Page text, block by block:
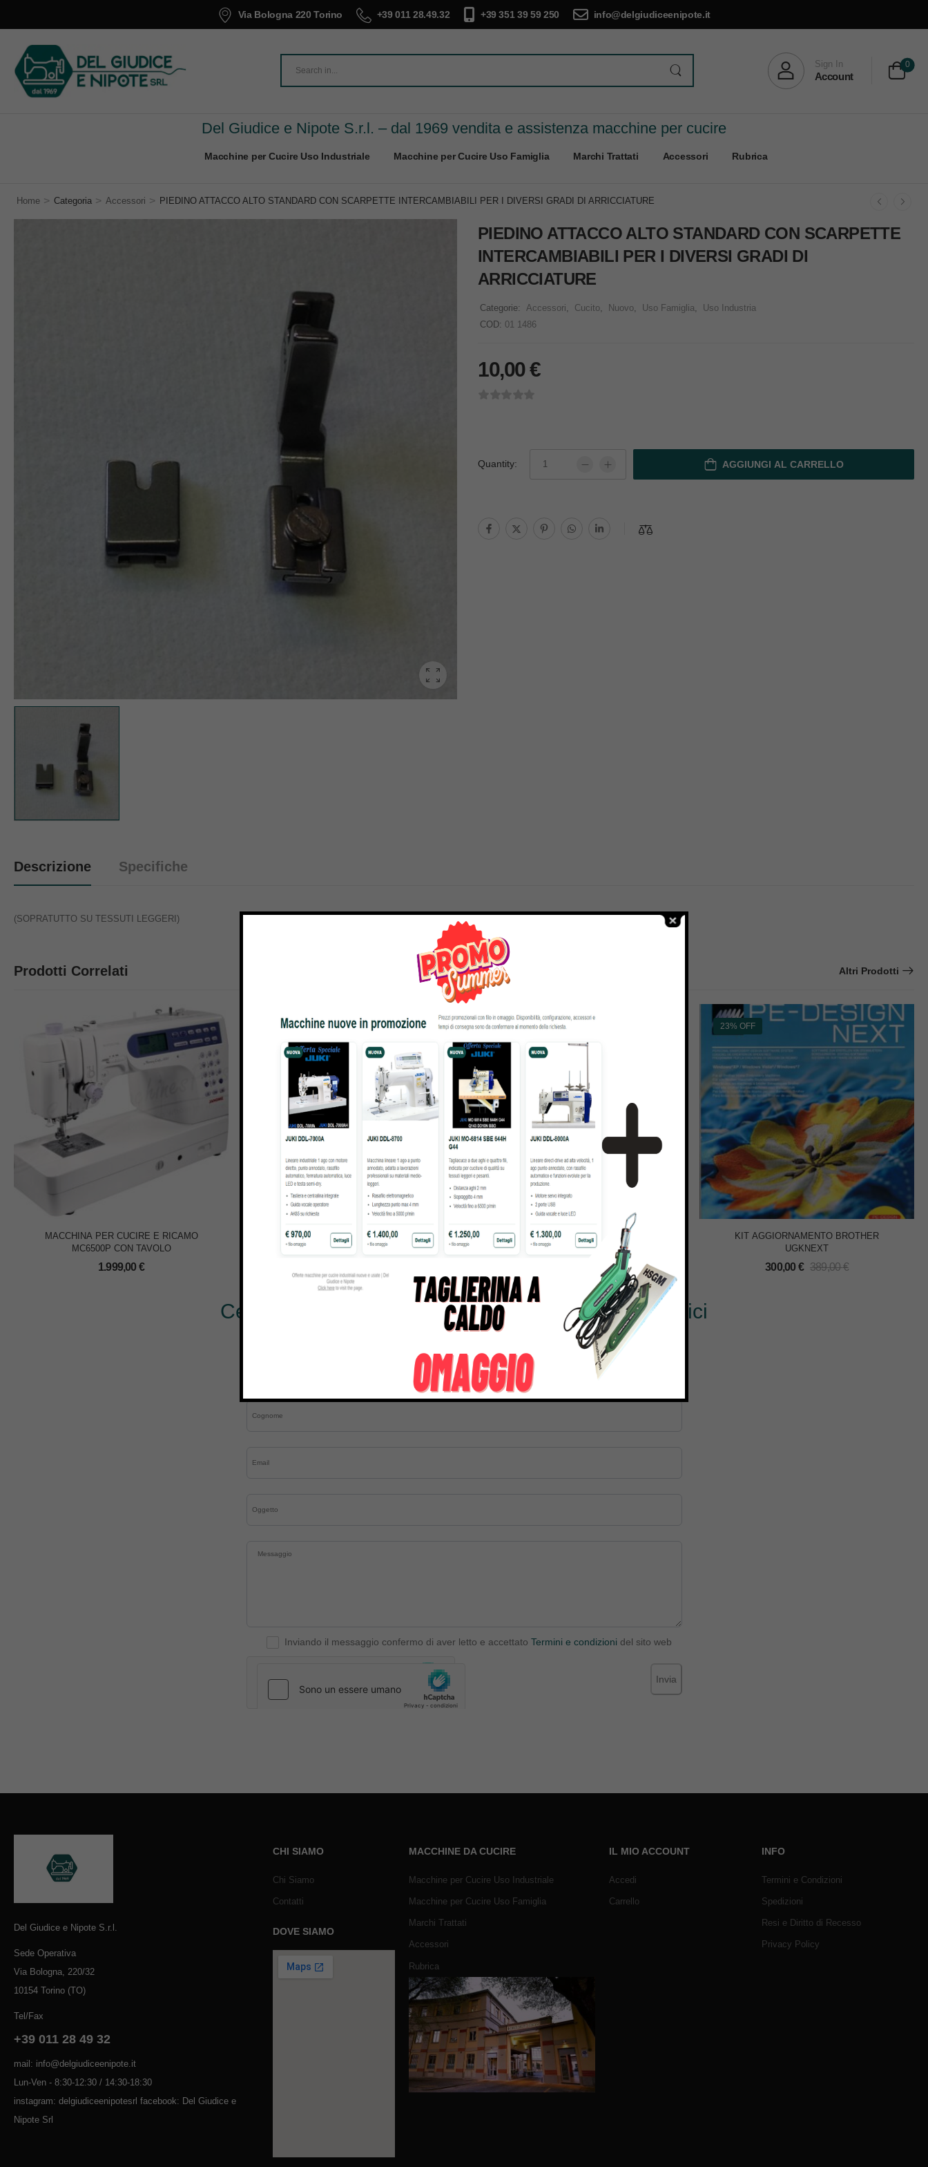
Via Bologna 220 Torino +39 011 28.49.32 +39 351 39 59 250 info@delgiudiceenipote.it
Sign In
Account
0
Del Giudice e Nipote S.r.l. – dal 1969 vendita e assistenza macchine per cucire
Macchine per Cucire Uso Industriale Macchine per Cucire Uso Famiglia Marchi Trattati Accessori Rubrica
Home > Categoria > Accessori > PIEDINO ATTACCO ALTO STANDARD CON SCARPETTE INTERCAMBIABILI PER I DIVERSI GRADI DI ARRICCIATURE
PIEDINO ATTACCO ALTO STANDARD CON SCARPETTE
INTERCAMBIABILI PER I DIVERSI GRADI DI
ARRICCIATURE
Categorie: Accessori Cucito Nuovo Uso Famiglia
Uso Industria
COD: 01 1486
10,00€
Quantity: AGGIUNGI AL CARRELLO
Descrizione Specifiche
(SOPRATUTTO SU TESSUTI LEGGERI)
Prodotti Correlati Altri Prodotti
MACCHINA PER CUCIRE E RICAMO
MC6500P CON TAVOLO
1.999,00 €
32% OFF
SET TELAIO TUBOLARE PRCL1
18% OFF
TELAIO mm.300×200 PER BROTHER
PR600/PR600II/PR620/PR650/PR1000
125,00€
23% OFF
KIT AGGIORNAMENTO BROTHER
UGKNEXT
300,00 € 389,00€
Cerchi altre informazioni su questo prodotto? Scrivici
Inviando il messaggio confermo di aver letto e accettato Termini e condizioni del sito web
Invia
Del Giudice e Nipote S.r.l.
Sede Operativa
Via Bologna, 220/32
10154 Torino (TO)
Tel/Fax
+39 011 28 49 32
mail: info@delgiudiceenipote.it
Lun-Ven - 8:30-12:30 / 14:30-18:30
instagram: delgiudiceenipotesrl facebook: Del Giudice e
Nipote Srl
CHI SIAMO
Chi Siamo
Contatti
DOVE SIAMO
MACCHINE DA CUCIRE
Macchine per Cucire Uso Industriale
Macchine per Cucire Uso Famiglia
Marchi Trattati
Accessori
Rubrica
IL MIO ACCOUNT
Accedi
Carrello
INFO
Termini e Condizioni
Spedizioni
Resi e Diritto di Recesso
Privacy Policy